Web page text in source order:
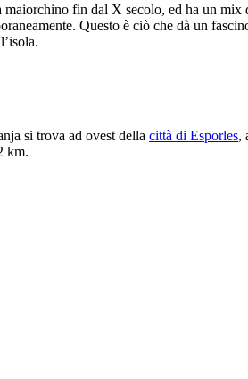
maiorchino fin dal X secolo, ed ha un mix
Questo è ciò che dà un
si trova ad ovest della città di Esporles,
km.